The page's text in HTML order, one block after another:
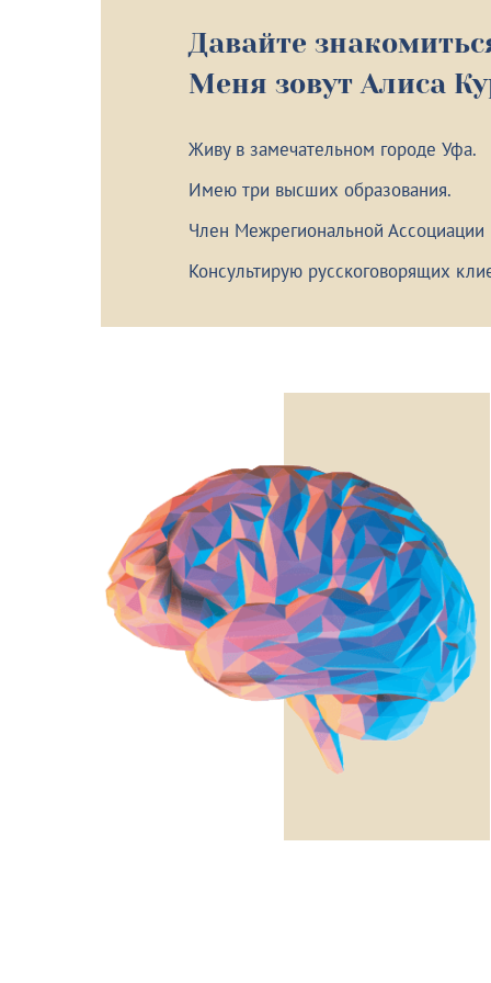
Давайте
Меня зовут Алиса
Живу в замечательном городе Уфа.
Имею три высших образования.
Член Межрегиональной
Консультирую русскоговорящих